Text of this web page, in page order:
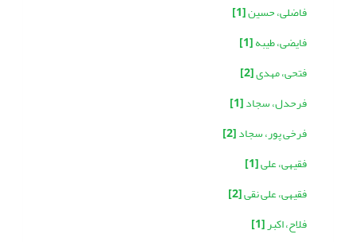
فاضلی، حسین[1]
فایضی، طیبه[1]
فتحی، مهدی[2]
فرحدل، سجاد[1]
فرخی پور، سجاد[2]
فقیهی، علی[1]
فقیهی، علی نقی[2]
فلاح، اکبر[1]